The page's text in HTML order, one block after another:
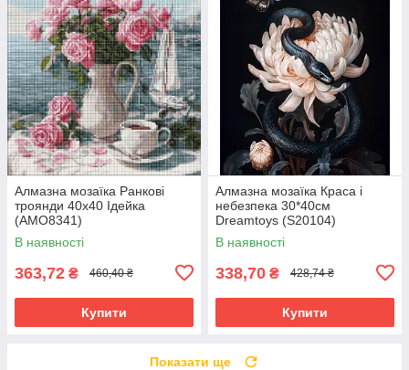
Алмазна мозаїка Ранкові
троянди 40х40 Ідейка
(AMO8341)
В наявності
363,72 ₴ 460,40 ₴
Купити
Алмазна мозаїка Краса і
небезпека 30*40см
Dreamtoys (S20104)
В наявності
338,70 ₴ 428,74 ₴
Купити
Показати ще